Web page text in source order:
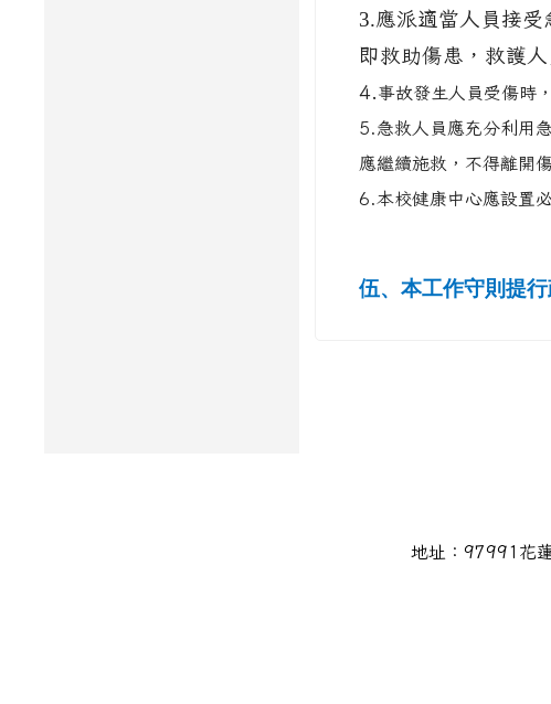
3.應派適當人員接
即救助傷患，救護
4. 事故發生人員受傷時
5.急救人員應充分利用
應繼續施救，不得離開
6.本校健康中心應設置
伍、本工作守則提
地址：97991花